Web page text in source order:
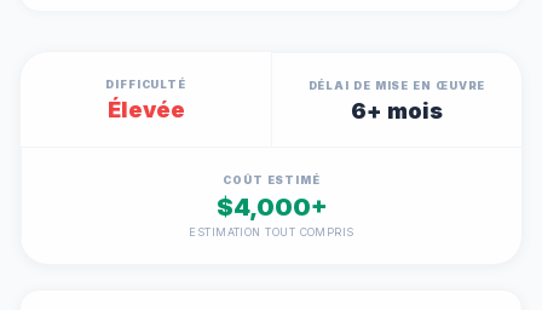
DIFFICULTÉ
Élevée
DÉLAI DE MISE EN ŒUVRE
6+ mois
COÛT ESTIMÉ
$4,000+
ESTIMATION TOUT COMPRIS